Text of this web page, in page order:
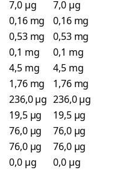
7,0 µg
7,0 µg
0,16 mg
0,16 mg
0,53 mg
0,53 mg
0,1 mg
0,1 mg
4,5 mg
4,5 mg
1,76 mg
1,76 mg
236,0 µg 236,0 µg
19,5 µg
19,5 µg
76,0 µg
76,0 µg
76,0 µg
76,0 µg
0,0 µg
0,0 µg